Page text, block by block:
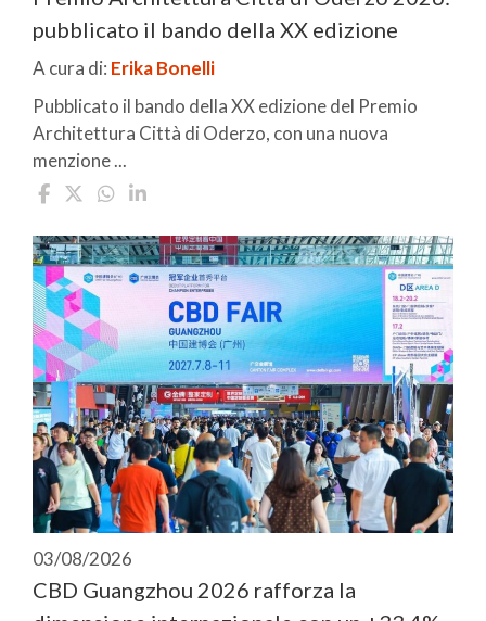
pubblicato il bando della XX edizione
A cura di: Erika Bonelli
Pubblicato il bando della XX edizione del Premio
Architettura Città di Oderzo, con una nuova
menzione ...
03/08/2026
CBD Guangzhou 2026 rafforza la